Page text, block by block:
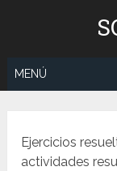
MENÚ
Ejercicios
actividades